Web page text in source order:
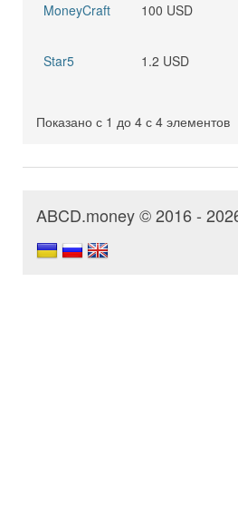
MoneyCraft
100 USD
Star5
1.2 USD
Показано с 1 до 4 с 4 элементов
ABCD.money © 2016 -